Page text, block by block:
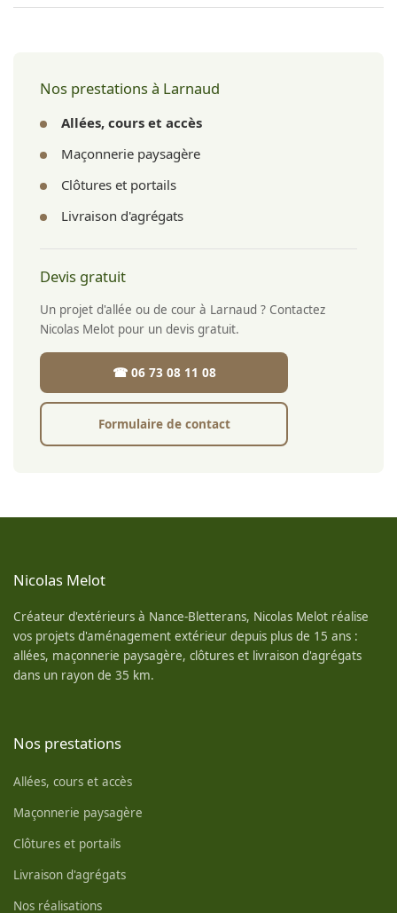
voie publique.
Nos prestations à Larnaud
Allées, cours et accès
Maçonnerie paysagère
Clôtures et portails
Livraison d'agrégats
Devis gratuit
Un projet d'allée ou de cour à Larnaud ? Contactez
Nicolas Melot pour un devis gratuit.
☎ 06 73 08 11 08
Formulaire de contact
Nicolas Melot
Créateur d'extérieurs à Nance-Bletterans, Nicolas Melot réalise
vos projets d'aménagement extérieur depuis plus de 15 ans :
allées, maçonnerie paysagère, clôtures et livraison d'agrégats
dans un rayon de 35 km.
Nos prestations
Allées, cours et accès
Maçonnerie paysagère
Clôtures et portails
Livraison d'agrégats
Nos réalisations